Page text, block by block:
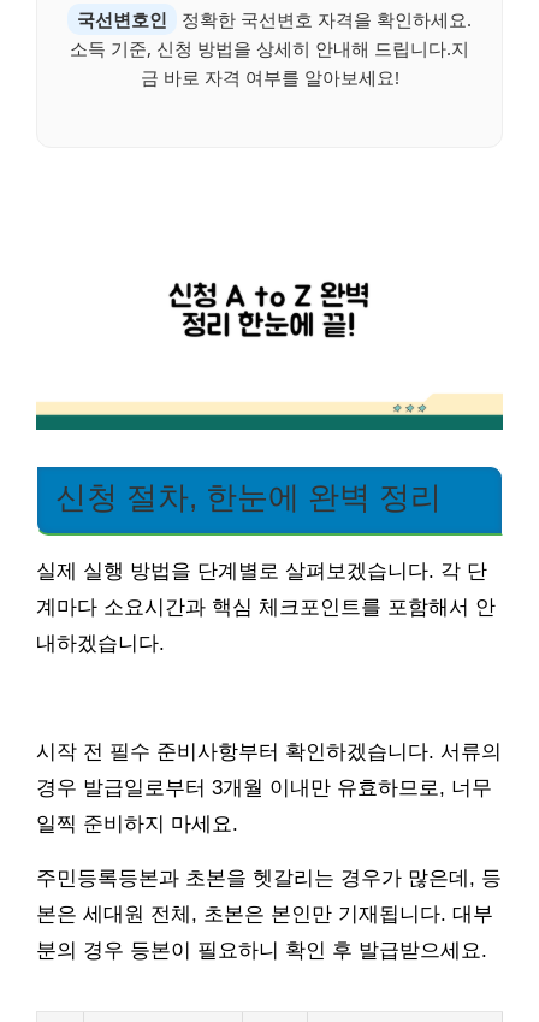
국선변호인
정확한 국선변호 자격을 확인하세요.
소득 기준, 신청 방법을 상세히 안내해 드립니다.지
금 바로 자격 여부를 알아보세요!
신청 절차, 한눈에 완벽 정리
실제 실행 방법을 단계별로 살펴보겠습니다. 각 단
계마다 소요시간과 핵심 체크포인트를 포함해서 안
내하겠습니다.
시작 전 필수 준비사항부터 확인하겠습니다. 서류의
경우 발급일로부터 3개월 이내만 유효하므로, 너무
일찍 준비하지 마세요.
주민등록등본과 초본을 헷갈리는 경우가 많은데, 등
본은 세대원 전체, 초본은 본인만 기재됩니다. 대부
분의 경우 등본이 필요하니 확인 후 발급받으세요.